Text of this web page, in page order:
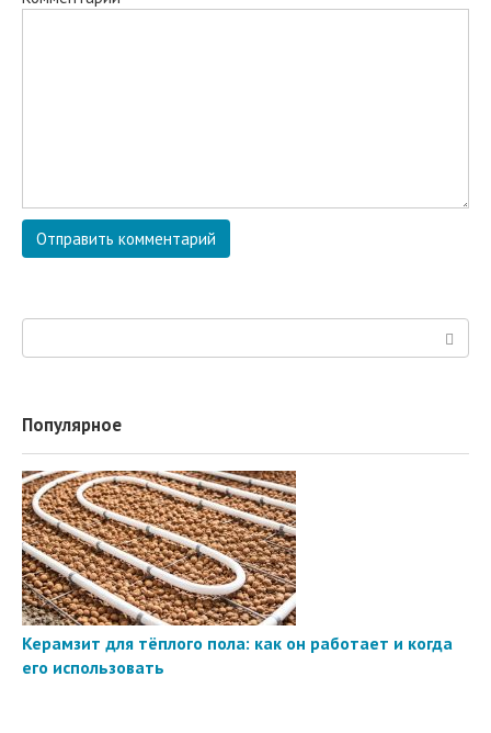
Популярное
Керамзит для тёплого пола: как он работает и когда
его использовать